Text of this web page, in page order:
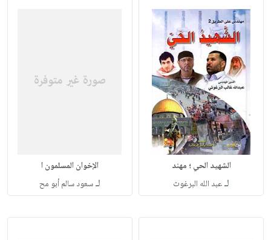
الشهيد الحي ؛ مهند
لـعبد الله البرغوث
الإخوان المسلمون ا
لـسعود سالم أبو مح